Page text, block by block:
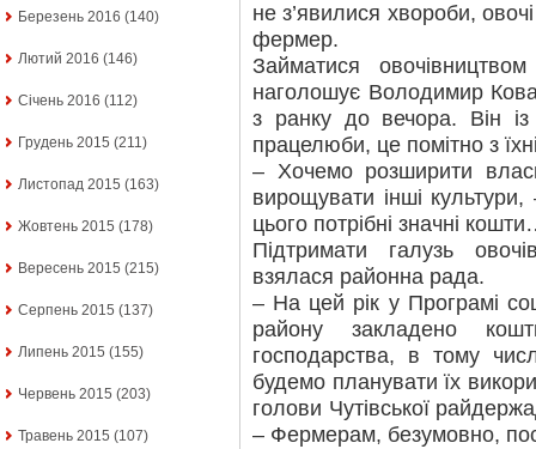
Березень 2016 (140)
Лютий 2016 (146)
Січень 2016 (112)
Грудень 2015 (211)
Листопад 2015 (163)
Жовтень 2015 (178)
Вересень 2015 (215)
Серпень 2015 (137)
Липень 2015 (155)
Червень 2015 (203)
Травень 2015 (107)
не з’явилися хвороби,
фермер.
Займатися
наголошує Володимир
з ранку до вечора. Він
працелюби, це помітно з
– Хочемо розширити
вирощувати інші
цього потрібні значні
Підтримати галузь
взялася районна рада.
– На цей рік у Програмі
району закладено
господарства, в тому
будемо планувати їх
голови Чутівської
– Фермерам, безумовно,